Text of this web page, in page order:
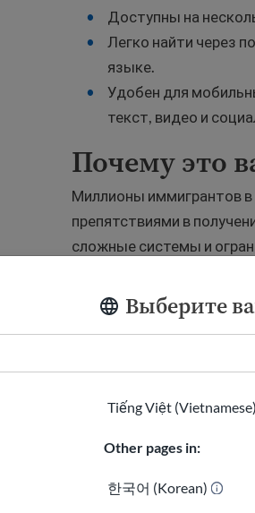
Выберите
Tiếng Việt (Vietnamese)
Other pages in:
한국어 (Korean)
Доступны на
Легко найти через
языке.
Удобен для
текст, видео и
Почему это
Миллионы иммигрантов
препятствиями в
сложные системы и
В современных
неопределённостью.
Когда информация
реальными: упущенные
принятые без полного